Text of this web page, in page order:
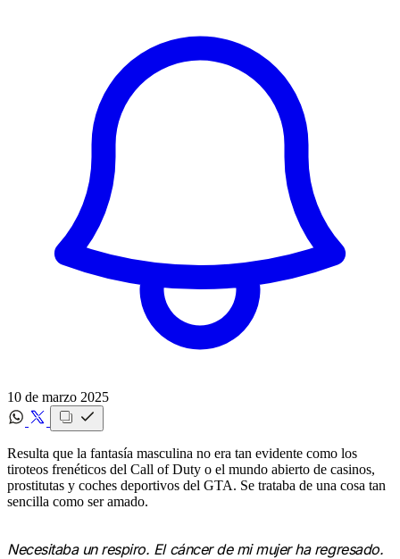
10 de marzo 2025
Resulta que la fantasía masculina no era tan evidente como los
tiroteos frenéticos del Call of Duty o el mundo abierto de casinos,
prostitutas y coches deportivos del GTA. Se trataba de una cosa tan
sencilla como ser amado.
Necesitaba un respiro. El cáncer de mi mujer ha regresado.